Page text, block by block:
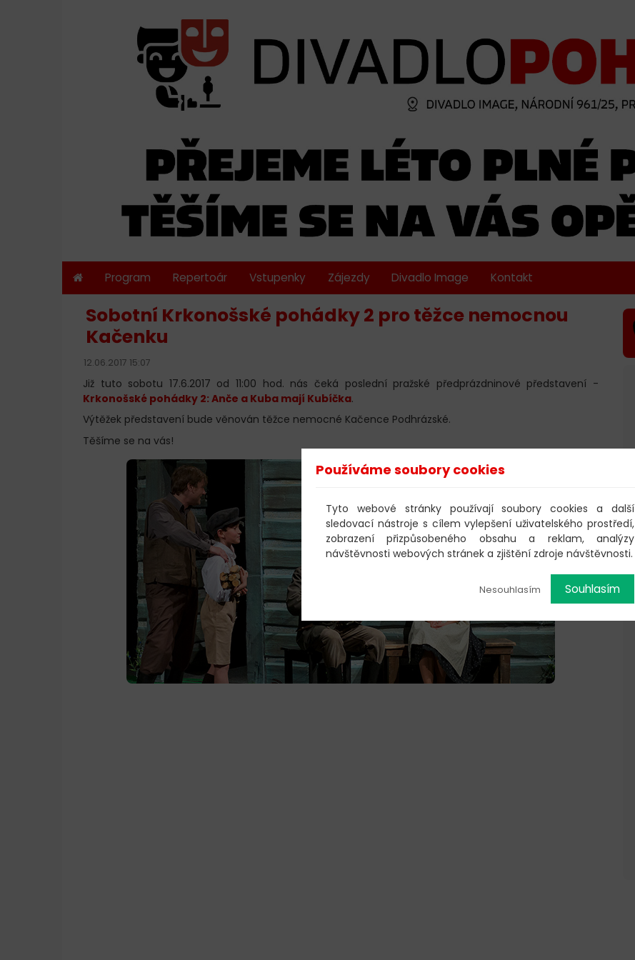
Program Repertoár Vstupenky Zájezdy Divadlo Image Kontakt
Sobotní Krkonošské pohádky 2 pro těžce nemocnou
Kačenku
12.06.2017 15:07
Již tuto sobotu 17.6.2017 od 11:00 hod. nás čeká poslední pražské předprázdninové představení -
Krkonošské pohádky 2: Anče a Kuba mají Kubíčka.
Výtěžek představení bude věnován těžce nemocné Kačence Podhrázské.
Těšíme se na vás!
Používáme soubory cookies
Tyto webové stránky používají soubory cookies a další
sledovací nástroje s cílem vylepšení uživatelského prostředí,
zobrazení přizpůsobeného obsahu a reklam, analýzy
návštěvnosti webových stránek a zjištění zdroje návštěvnosti.
Nesouhlasím Souhlasím